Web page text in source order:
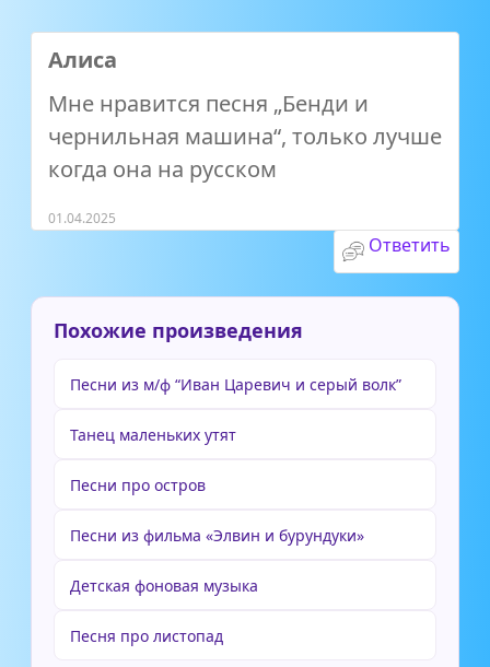
Алиса
Мне нравится песня „Бенди и
чернильная машина“, только лучше
когда она на русском
01.04.2025
Ответить
Похожие произведения
Песни из м/ф “Иван Царевич и серый волк”
Танец маленьких утят
Песни про остров
Песни из фильма «Элвин и бурундуки»
Детская фоновая музыка
Песня про листопад